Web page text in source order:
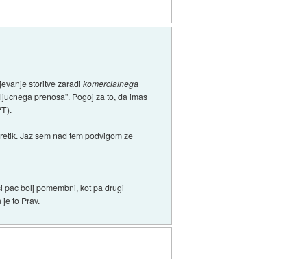
storitve zaradikomercialnega
prenosa". Pogoj za to, da imas
Jaz sem nad tem podvigom ze
pac bolj pomembni, kot pa drugi
to Prav.